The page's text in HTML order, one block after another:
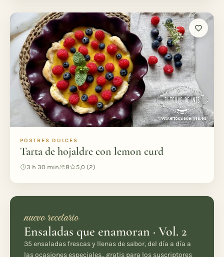
POSTRES DULCES
Tarta de hojaldre con lemon curd
3 h 30 min 8 5,0 (2)
nuevo recetario
Ensaladas que enamoran · Vol. 2
35 ensaladas frescas y llenas de sabor, del día a día a
las ocasiones especiales., gratis para los suscriptores